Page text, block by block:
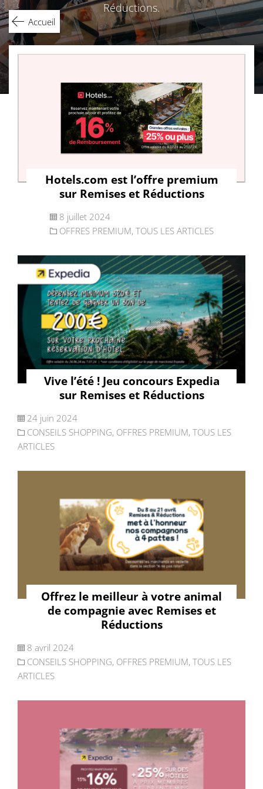
Réductions.
Accueil
Hotels.com est l’offre premium
sur Remises et Réductions
8 juillet 2024
OFFRES PREMIUM, TOUS LES ARTICLES
Vive l’été ! Jeu concours Expedia
sur Remises et Réductions
24 juin 2024
CONSEILS SHOPPING, OFFRES PREMIUM, TOUS LES
ARTICLES
Offrez le meilleur à votre animal
de compagnie avec Remises et
Réductions
8 avril 2024
CONSEILS SHOPPING, OFFRES PREMIUM, TOUS LES
ARTICLES